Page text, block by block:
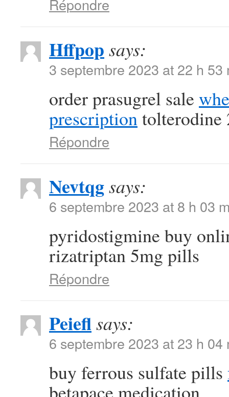
Répondre
Hffpop says:
3 septembre 2023 at 22 h 53
order prasugrel sale
prescriptiontolterodine
Répondre
Nevtqgsays:
6 septembre 2023 at 8 h 03
pyridostigmine buy
rizatriptan 5mg pills
Répondre
Peieflsays:
6 septembre 2023 at 23 h 04
buy ferrous sulfate pills
betapace medication